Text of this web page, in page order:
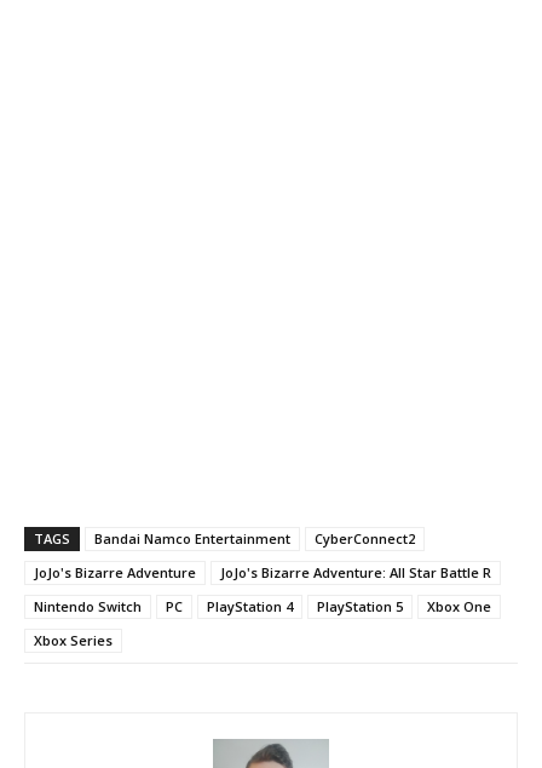
TAGS Bandai Namco Entertainment
CyberConnect2
JoJo's Bizarre Adventure
JoJo's Bizarre Adventure: All Star Battle R
Nintendo Switch
PC PlayStation 4 PlayStation 5
Xbox One
Xbox Series